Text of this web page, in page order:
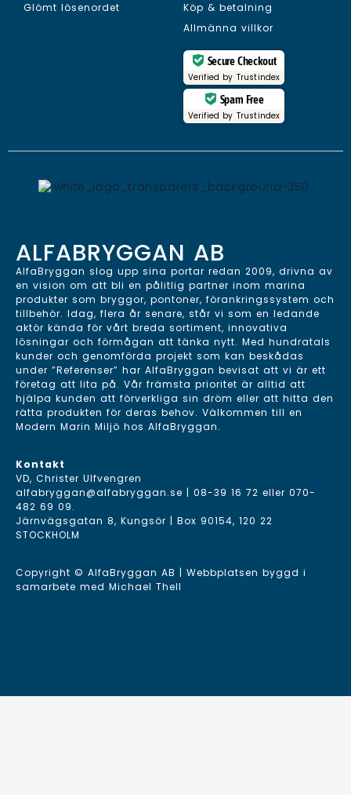
Glömt lösenordet
Köp & betalning
Allmänna villkor
Secure Checkout
Verified by Trustindex
Spam Free
Verified by Trustindex
ALFABRYGGAN AB
AlfaBryggan slog upp sina portar redan 2009, drivna av
en vision om att bli en pålitlig partner inom marina
produkter som bryggor, pontoner, förankringssystem och
tillbehör. Idag, flera år senare, står vi som en ledande
aktör kända för vårt breda sortiment, innovativa
lösningar och förmågan att tänka nytt. Med hundratals
kunder och genomförda projekt som kan beskådas
under ”Referenser” har AlfaBryggan bevisat att vi är ett
företag att lita på. Vår främsta prioritet är alltid att
hjälpa kunden att förverkliga sin dröm eller att hitta den
rätta produkten för deras behov. Välkommen till en
Modern Marin Miljö hos AlfaBryggan.
Kontakt
VD, Christer Ulfvengren
alfabryggan@alfabryggan.se | 08-39 16 72 eller 070-
482 69 09.
Järnvägsgatan 8, Kungsör | Box 90154, 120 22
STOCKHOLM
Copyright © AlfaBryggan AB | Webbplatsen byggd i
samarbete med Michael Thell